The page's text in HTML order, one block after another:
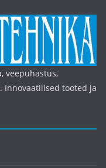
veepuhastus,
Innovaatilised tooted ja